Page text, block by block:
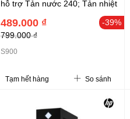
hỗ trợ Tản nước 240; Tản nhiệt
khí 155mm; VGA 320mm; L335
* W270 * H350mm
-39%
489.000 ₫
799.000 ₫
S900
Tạm hết hàng So sánh